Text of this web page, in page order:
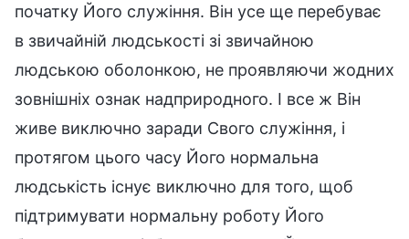
початку Його служіння. Він усе ще перебуває
в звичайній людськості зі звичайною
людською оболонкою, не проявляючи жодних
зовнішніх ознак надприродного. І все ж Він
живе виключно заради Свого служіння, і
протягом цього часу Його нормальна
людськість існує виключно для того, щоб
підтримувати нормальну роботу Його